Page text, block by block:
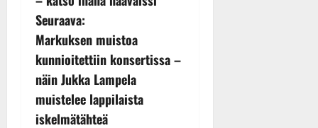
t
n
a
Seuraava:
Markuksen muistoa
kunnioitettiin konsertissa –
näin Jukka Lampela
muistelee lappilaista
iskelmätähteä